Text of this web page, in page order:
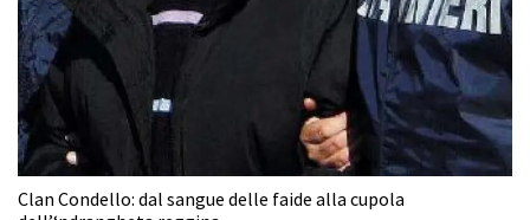
Clan Condello: dal sangue delle faide alla cupola